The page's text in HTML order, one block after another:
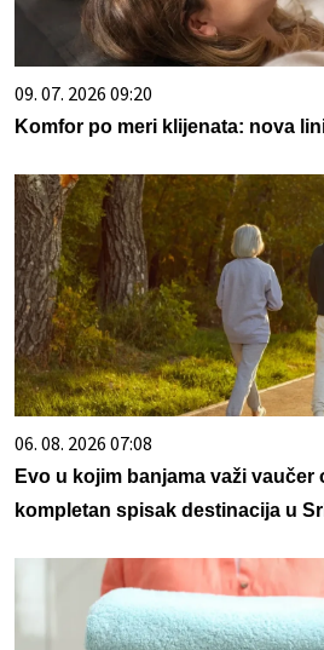
09. 07. 2026 09:20
Komfor po meri klijenata: nova
06. 08. 2026 07:08
Evo u kojim banjama važi vaučer
kompletan spisak destinacija u